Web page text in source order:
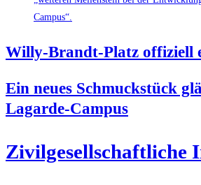
Wil­ly-Brandt-Platz offi­zi­ell
Ein neu­es Schmuck­stück
Lagarde-Campus
Zivil­ge­sell­schaft­li­che